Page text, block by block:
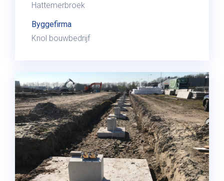
Hattemerbroek
Byggefirma
Knol bouwbedrijf